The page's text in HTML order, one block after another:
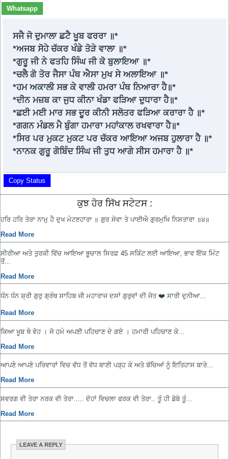
Whatsapp
ਸਜੈ ਜੋ ਦੁਮਾਲਾ ਛਟੈ ਖੂਬ ਫਰਰਾ ॥*
*ਅਜਬ ਸੋਹੇ ਚੱਕਰ ਖੰਡੇ ਤੋੜੇ ਵਾਲਾ ॥*
*ਗੁਰੂ ਜੀ ਨੇ ਫਤਹਿ ਸਿੰਘ ਜੀ ਕੋ ਬੁਲਾਇਆ ॥*
*ਚਲੈ ਗੋ ਤੋਰ ਜੈਸਾ ਪੰਥ ਐਸਾ ਮੁਖ ਸੇ ਅਲਾਇਆ ॥*
*ਹਮ ਅਕਾਲੀ ਸਭ ਕੇ ਵਾਲੀ ਹਮਰਾ ਪੰਥ ਨਿਆਰਾ ਹੈ॥*
*ਦੀਨ ਮਜ਼ਬ ਕਾ ਜੁਧ ਕੀਨਾ ਖੰਡਾ ਫੜਿਆ ਦੁਧਾਰਾ ਹੈ॥*
*ਛਈ ਮਈ ਮਾਰ ਸਭ ਦੂਰ ਕੀਨੀ ਸਲੋਤਰ ਫੜਿਆ ਕਰਾਰਾ ਹੈ ॥*
*ਗਗਨ ਮੰਡਲ ਮੈ ਬੁੰਗਾ ਹਮਾਰਾ ਮਹਾਂਕਾਲ ਰਖਵਾਰਾ ਹੈ॥*
*ਸਿਰ ਪਰ ਮੁਕਟ ਮੁਕਟ ਪਰ ਚੱਕਰ ਆਇਆ ਅਜਬ ਹੁਲਾਰਾ ਹੈ ॥*
*ਨਾਨਕ ਗੁਰੂ ਗੋਬਿੰਦ ਸਿੰਘ ਜੀ ਤੁਧ ਆਗੇ ਸੀਸ ਹਮਾਰਾ ਹੈ ॥*
Copy Status
ਕੁਝ ਹੋਰ ਸਿੱਖ ਸਟੇਟਸ :
ਹਰਿ ਹਰਿ ਤੇਰਾ ਨਾਮੁ ਹੈ ਦੁਖ ਮੇਟਣਹਾਰਾ ॥ ਗੁਰ ਸੇਵਾ ਤੇ ਪਾਈਐ ਗੁਰਮੁਖਿ ਨਿਸਤਾਰਾ ॥੪॥
Read More
ਸੀਰੀਆ ਅਤੇ ਤੁਰਕੀ ਵਿੱਚ ਆਇਆ ਭੂਚਾਲ ਸਿਰਫ਼ 45 ਸਕਿੰਟ ਲਈ ਆਇਆ, ਭਾਵ ਇੱਕ ਮਿੰਟ
ਤੋਂ...
Read More
ਧੰਨ ਧੰਨ ਸ਼੍ਰੀ ਗੁਰੁ ਗ੍ਰੰਥ ਸਾਹਿਬ ਜੀ ਮਹਾਰਾਜ ਦਸਾਂ ਗੁਰੁਵਾਂ ਦੀ ਜੋਤ ❤️ ਸਾਰੀ ਦੁਨੀਆ...
Read More
ਕਿਆ ਖੂਬ ਥੇ ਵੋਹ । ਜੋ ਹਮੇ ਅਪਣੀ ਪਹਿਚਾਣ ਦੇ ਗਏ । ਹਮਾਰੀ ਪਹਿਚਾਣ ਕੇ...
Read More
ਆਪਣੇ ਆਪਣੇ ਪਰਿਵਾਰਾਂ ਵਿਚ ਵੱਧ ਤੋਂ ਵੱਧ ਬਾਣੀ ਪੜ੍ਹ ਕੇ ਅਤੇ ਬੱਚਿਆਂ ਨੂੰ ਇਤਿਹਾਸ ਬਾਰੇ...
Read More
ਸਵਰਗ ਵੀ ਤੇਰਾ ਨਰਕ ਵੀ ਤੇਰਾ..... ਦੋਹਾਂ ਵਿਚਲਾ ਫਰਕ ਵੀ ਤੇਰਾ.. ਤੂੰ ਹੀ ਡੋਬੇ ਤੂੰ...
Read More
LEAVE A REPLY